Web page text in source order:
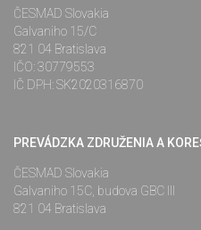
ČESMAD Slovakia
Galvaniho 15/C
821 04 Bratislava
IČO: 30779553
IČ DPH: SK2020316870
PREVÁDZKA ZDRUŽENIA A
ČESMAD Slovakia
Galvaniho 15C, budova GBC III
821 04 Bratislava